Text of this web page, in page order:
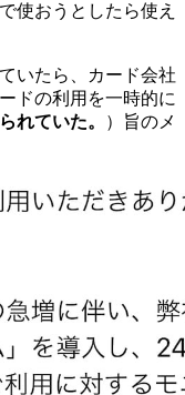
使おうとしたら使え
いたら、カード会社
ドの利用を一時的に
れていた。
）旨のメ